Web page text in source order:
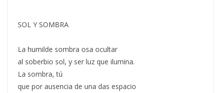
SOL Y SOMBRA
La humilde sombra osa ocultar
al soberbio sol, y ser luz que ilumina.
La sombra, tú
que por ausencia de una das espacio